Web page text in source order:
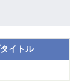
イトル